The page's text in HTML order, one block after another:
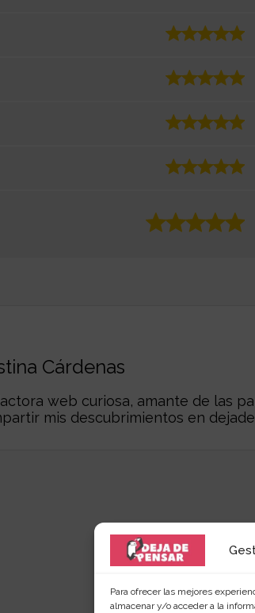
Para ofrecer las mejores
almacenar y/o acceder a la
Cárdenas
web curiosa, amante de las
mis descubrimientos en